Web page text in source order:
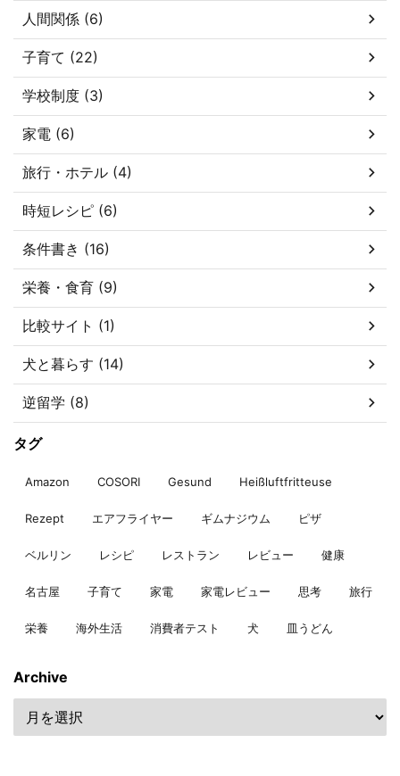
人間関係 (6)
子育て (22)
学校制度 (3)
家電 (6)
旅行・ホテル (4)
時短レシピ (6)
条件書き (16)
栄養・食育 (9)
比較サイト (1)
犬と暮らす (14)
逆留学 (8)
タグ
Amazon COSORI Gesund Heißluftfritteuse
Rezept エアフライヤー ギムナジウム ピザ
ベルリン レシピ レストラン レビュー 健康
名古屋 子育て 家電 家電レビュー 思考 旅行
栄養 海外生活 消費者テスト 犬 皿うどん
Archive